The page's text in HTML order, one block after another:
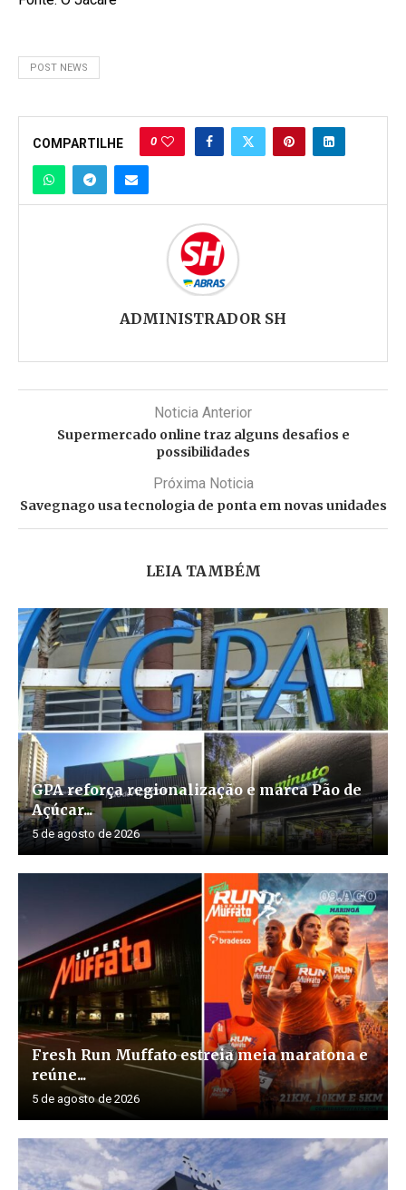
POST NEWS
COMPARTILHE 0
ADMINISTRADOR SH
Noticia Anterior
Supermercado online traz alguns desafios e
possibilidades
Próxima Noticia
Savegnago usa tecnologia de ponta em novas unidades
LEIA TAMBÉM
GPA reforça regionalização e marca Pão de
Açúcar...
5 de agosto de 2026
Fresh Run Muffato estreia meia maratona e
reúne...
5 de agosto de 2026